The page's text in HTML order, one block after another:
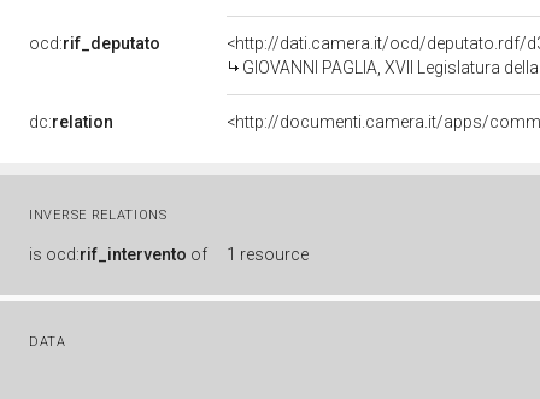
ocd:rif_deputato
<http://dati.camera.it/ocd/deputato.rdf/
GIOVANNI PAGLIA, XVII Legislatura
dc:relation
INVERSE RELATIONS
is ocd:rif_intervento of 1 resource
DATA